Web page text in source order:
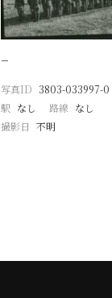
−
写真ID 3803-033997-0
駅 なし 路線 なし
撮影日 不明